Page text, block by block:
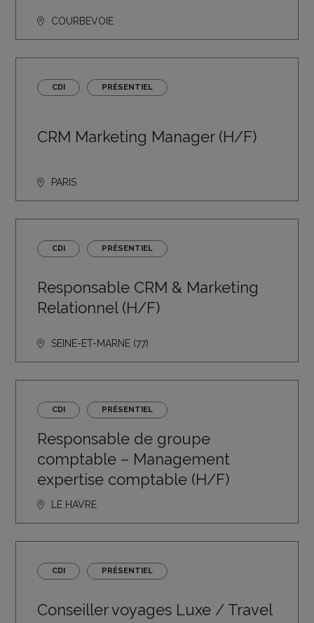
COURBEVOIE
CDI PRÉSENTIEL
CRM Marketing Manager (H/F)
PARIS
CDI PRÉSENTIEL
Responsable CRM & Marketing
Relationnel (H/F)
SEINE-ET-MARNE (77)
CDI PRÉSENTIEL
Responsable de groupe
comptable – Management
expertise comptable (H/F)
LE HAVRE
CDI PRÉSENTIEL
Conseiller voyages Luxe / Travel